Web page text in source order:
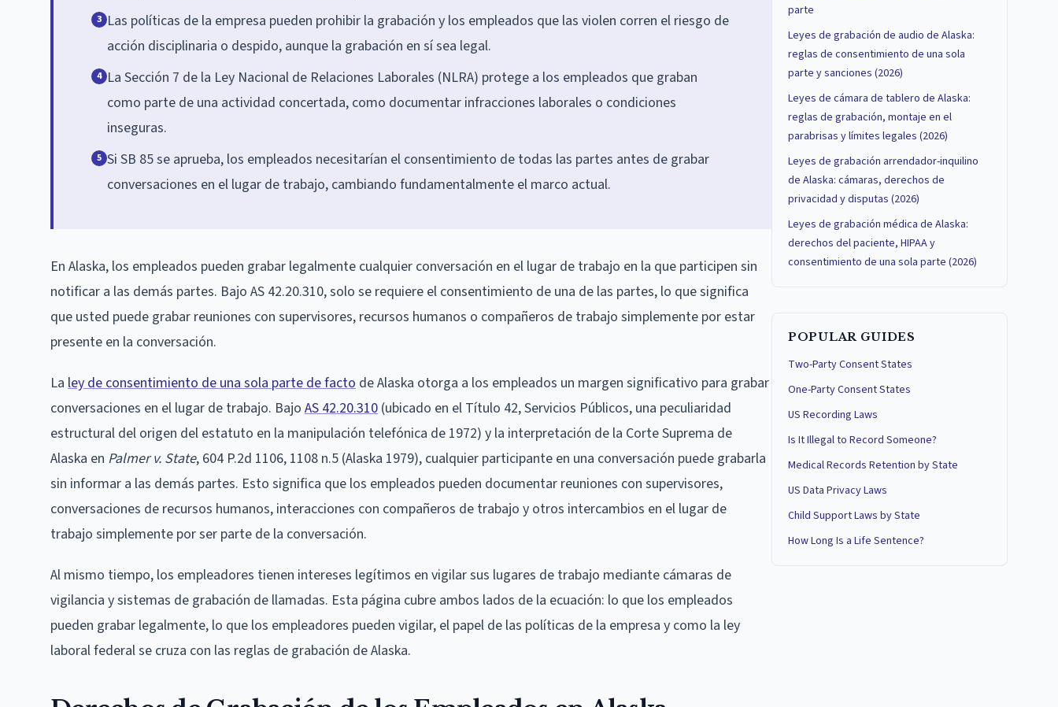
3 Las políticas de la empresa pueden prohibir la grabación y los empleados que las violen corren el riesgo de
acción disciplinaria o despido, aunque la grabación en sí sea legal.
4 La Sección 7 de la Ley Nacional de Relaciones Laborales (NLRA) protege a los empleados que graban
como parte de una actividad concertada, como documentar infracciones laborales o condiciones
inseguras.
5 Si SB 85 se aprueba, los empleados necesitarían el consentimiento de todas las partes antes de grabar
conversaciones en el lugar de trabajo, cambiando fundamentalmente el marco actual.
En Alaska, los empleados pueden grabar legalmente cualquier conversación en el lugar de trabajo en la que participen sin
notificar a las demás partes. Bajo AS 42.20.310, solo se requiere el consentimiento de una de las partes, lo que significa
que usted puede grabar reuniones con supervisores, recursos humanos o compañeros de trabajo simplemente por estar
presente en la conversación.
La ley de consentimiento de una sola parte de facto de Alaska otorga a los empleados un margen significativo para grabar
conversaciones en el lugar de trabajo. Bajo AS 42.20.310 (ubicado en el Título 42, Servicios Públicos, una peculiaridad
estructural del origen del estatuto en la manipulación telefónica de 1972) y la interpretación de la Corte Suprema de
Alaska en Palmer v. State, 604 P.2d 1106, 1108 n.5 (Alaska 1979), cualquier participante en una conversación puede grabarla
sin informar a las demás partes. Esto significa que los empleados pueden documentar reuniones con supervisores,
conversaciones de recursos humanos, interacciones con compañeros de trabajo y otros intercambios en el lugar de
trabajo simplemente por ser parte de la conversación.
Al mismo tiempo, los empleadores tienen intereses legítimos en vigilar sus lugares de trabajo mediante cámaras de
vigilancia y sistemas de grabación de llamadas. Esta página cubre ambos lados de la ecuación: lo que los empleados
pueden grabar legalmente, lo que los empleadores pueden vigilar, el papel de las políticas de la empresa y como la ley
laboral federal se cruza con las reglas de grabación de Alaska.
parte
Leyes de grabación de audio de Alaska:
reglas de consentimiento de una sola
parte y sanciones (2026)
Leyes de cámara de tablero de Alaska:
reglas de grabación, montaje en el
parabrisas y límites legales (2026)
Leyes de grabación arrendador-inquilino
de Alaska: cámaras, derechos de
privacidad y disputas (2026)
Leyes de grabación médica de Alaska:
derechos del paciente, HIPAA y
consentimiento de una sola parte (2026)
POPULAR GUIDES
Two-Party Consent States
One-Party Consent States
US Recording Laws
Is It Illegal to Record Someone?
Medical Records Retention by State
US Data Privacy Laws
Child Support Laws by State
How Long Is a Life Sentence?